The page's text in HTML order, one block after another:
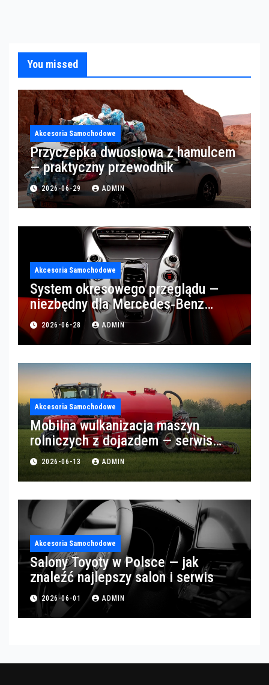
You missed
Akcesoria Samochodowe
Przyczepka dwuosiowa z hamulcem
— praktyczny przewodnik
2026-06-29 ADMIN
Akcesoria Samochodowe
System okresowego przeglądu —
niezbędny dla Mercedes‑Benz
Trucks w Poznaniu
2026-06-28 ADMIN
Akcesoria Samochodowe
Mobilna wulkanizacja maszyn
rolniczych z dojazdem — serwis
opon w okolicach Gorzowa
2026-06-13 ADMIN
Akcesoria Samochodowe
Salony Toyoty w Polsce — jak
znaleźć najlepszy salon i serwis
2026-06-01 ADMIN